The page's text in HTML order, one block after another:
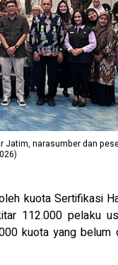
narasumber dan
kuota Sertifikasi
112.000 pelaku
kuota yang belum